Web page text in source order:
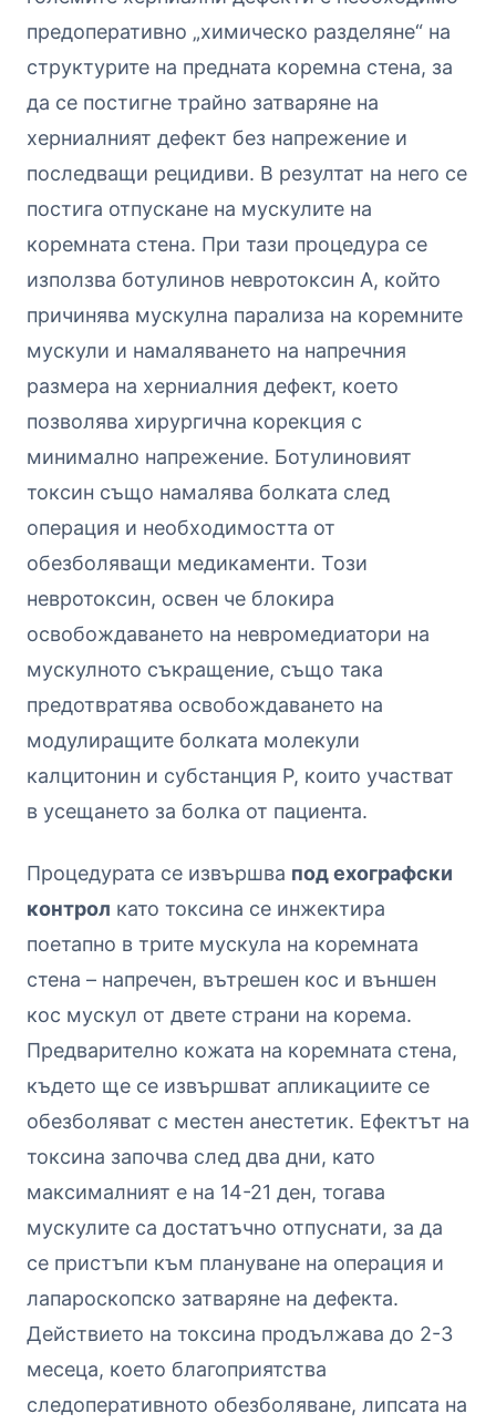
предоперативно „химическо разделяне“ на
структурите на предната коремна стена, за
да се постигне трайно затваряне на
херниалният дефект без напрежение и
последващи рецидиви. В резултат на него се
постига отпускане на мускулите на
коремната стена. При тази процедура се
използва ботулинов невротоксин А, който
причинява мускулна парализа на коремните
мускули и намаляването на напречния
размера на херниалния дефект, което
позволява хирургична корекция с
минимално напрежение. Ботулиновият
токсин също намалява болката след
операция и необходимостта от
обезболяващи медикаменти. Този
невротоксин, освен че блокира
освобождаването на невромедиатори на
мускулното съкращение, също така
предотвратява освобождаването на
модулиращите болката молекули
калцитонин и субстанция Р, които участват
в усещането за болка от пациента.
Процедурата се извършва под ехографски
контрол като токсина се инжектира
поетапно в трите мускула на коремната
стена – напречен, вътрешен кос и външен
кос мускул от двете страни на корема.
Предварително кожата на коремната стена,
където ще се извършват апликациите се
обезболяват с местен анестетик. Ефектът на
токсина започва след два дни, като
максималният е на 14-21 ден, тогава
мускулите са достатъчно отпуснати, за да
се пристъпи към плануване на операция и
лапароскопско затваряне на дефекта.
Действието на токсина продължава до 2-3
месеца, което благоприятства
следоперативното обезболяване, липсата на